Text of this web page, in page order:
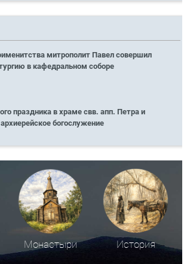
митрополит Павел совершил
в кафедральном соборе
праздника в храме свв. апп. Петра и
богослужение
Монастыри История